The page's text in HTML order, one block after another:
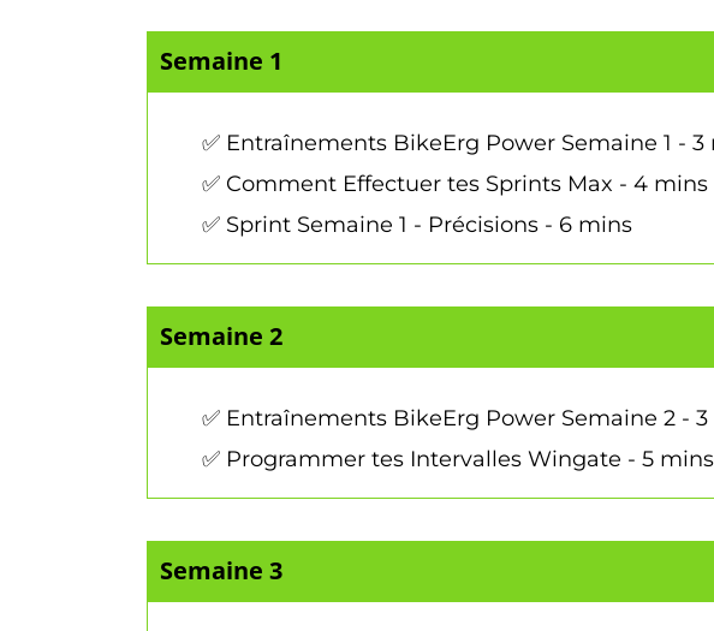
Semaine 1
✅ Entraînements BikeErg Power Semaine 1 - 3
✅ Comment Effectuer tes Sprints Max - 4 mins
✅ Sprint Semaine 1 - Précisions - 6 mins
Semaine 2
✅ Entraînements BikeErg Power Semaine 2 -
✅ Programmer tes Intervalles Wingate - 5 mins
Semaine 3